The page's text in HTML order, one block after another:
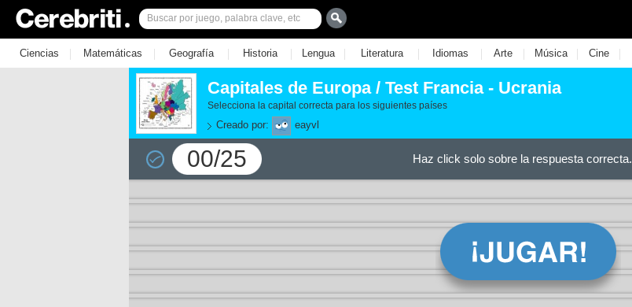
Ciencias | Matemáticas | Geografía | Historia | Lengua | Literatura | Idiomas | Arte | Música | Cine |
Capitales de Europa / Test Francia - Ucrania
Selecciona la capital correcta para los siguientes países
Creado por: eayvl
00/25 Haz click solo sobre la respuesta correcta.